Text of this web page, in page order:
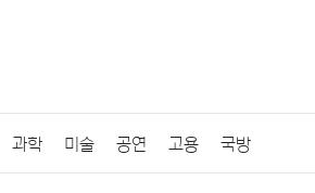
과학 미술 공연 고용 국방